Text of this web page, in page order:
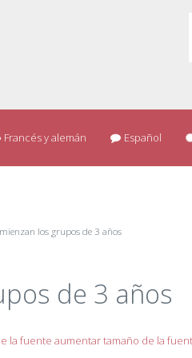
Francés y alemán Español
los grupos de 3 años
de 3 años
la fuente aumentar tamaño de la